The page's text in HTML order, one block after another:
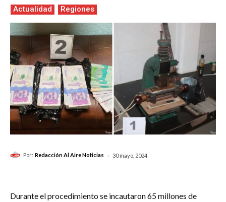
Actualidad Regiones
Por: Redacción Al Aire Noticias - 30 mayo, 2024
Durante el procedimiento se incautaron 65 millones de